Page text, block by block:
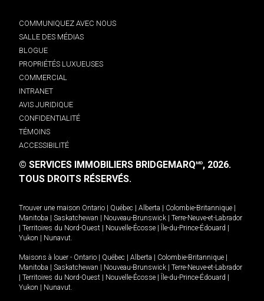
COMMUNIQUEZ AVEC NOUS
SALLE DES MÉDIAS
BLOGUE
PROPRIÉTÉS LUXUEUSES
COMMERCIAL
INTRANET
AVIS JURIDIQUE
CONFIDENTIALITÉ
TÉMOINS
ACCESSIBILITÉ
© SERVICES IMMOBILIERS BRIDGEMARQMD, 2026.
TOUS DROITS RÉSERVÉS.
Trouver une maison Ontario Québec Alberta Colombie-Britannique
Manitoba
Saskatchewan Nouveau-Brunswick
Terre-Neuve-et-Labrador
Territoires du Nord-Ouest Nouvelle-Écosse Île-du-Prince-Édouard
Yukon
Nunavut.
Maisons à louer - Ontario Québec Alberta Colombie-Britannique
Manitoba
Saskatchewan Nouveau-Brunswick
Terre-Neuve-et-Labrador
Territoires du Nord-Ouest Nouvelle-Écosse Île-du-Prince-Édouard
Yukon
Nunavut.